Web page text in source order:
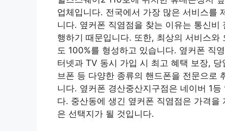
업체입니다. 전국에서 가장 많은 서비스를
니다. 옆커폰 직염점을 찾는 이유는 통신
행하기 때문입니다. 또한, 최상의 서비스
도 100%를 형성하고 있습니다. 옆커폰 직
터넷과 TV 동시 가입 시 최고 혜택 보장,
브폰 등 다양한 종류의 핸드폰을 전문으로
니다. 옆커폰 경산중산지구점은 네이버 1
다. 중산동에 생긴 옆커폰 직염점은 가격
은 선택지가 될 것입니다.